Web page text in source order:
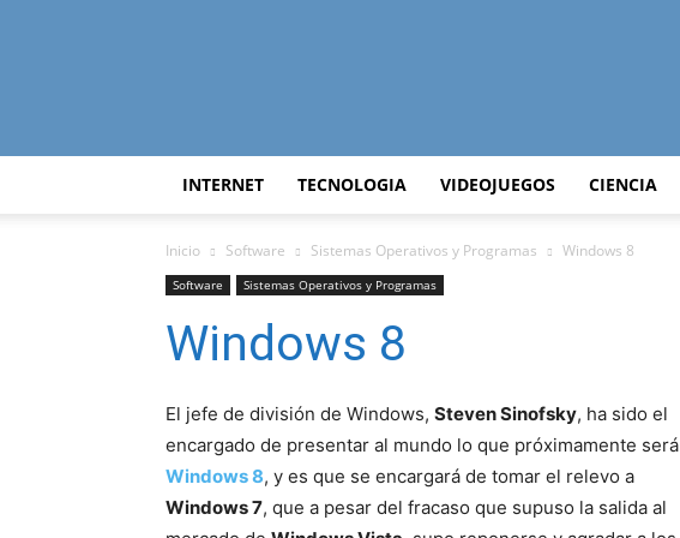
INTERNET TECNOLOGIA VIDEOJUEGOS CIENCIA
Inicio Software Sistemas Operativos y Programas Windows 8
Software Sistemas Operativos y Programas
Windows 8
El jefe de división de Windows, Steven Sinofsky, ha sido el
encargado de presentar al mundo lo que próximamente será
Windows 8, y es que se encargará de tomar el relevo a
Windows 7, que a pesar del fracaso que supuso la salida al